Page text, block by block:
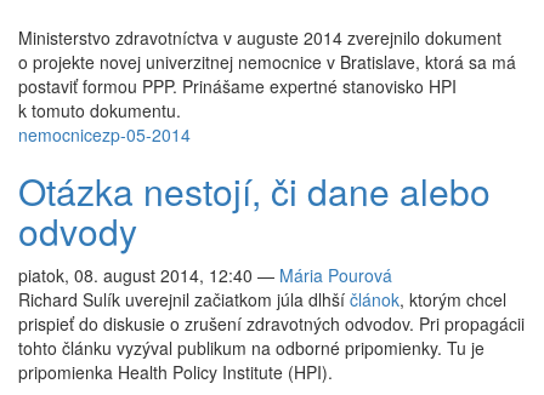
Ministerstvo zdravotníctva v auguste 2014 zverejnilo dokument
o projekte novej univerzitnej nemocnice v Bratislave, ktorá sa má
postaviť formou PPP. Prinášame expertné stanovisko HPI
k tomuto dokumentu.
nemocnicezp-05-2014
Otázka nestojí, či dane alebo
odvody
piatok, 08. august 2014, 12:40 — Mária Pourová
Richard Sulík uverejnil začiatkom júla dlhší článok, ktorým chcel
prispieť do diskusie o zrušení zdravotných odvodov. Pri propagácii
tohto článku vyzýval publikum na odborné pripomienky. Tu je
pripomienka Health Policy Institute (HPI).